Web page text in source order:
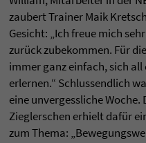
zaubert Trainer Maik
Gesicht: „Ich freue mich
zurück zubekommen. Für
immer ganz einfach, sich all
erlernen.“ Schlussendlich
eine unvergessliche
Zieglerschen erhielt dafür
zum Thema: